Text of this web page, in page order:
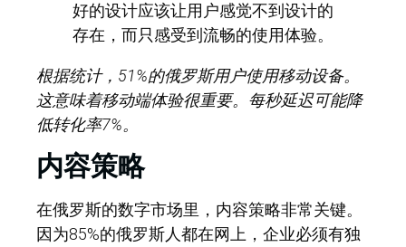
好的设计应该让用户感觉不到设计的
存在，而只感受到流畅的使用体验。
根据统计，51%的俄罗斯用户使用移动设备。
这意味着移动端体验很重要。每秒延迟可能降
低转化率7%。
内容策略
在俄罗斯的数字市场里，内容策略非常关键。
因为85%的俄罗斯人都在网上，企业必须有独